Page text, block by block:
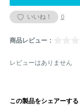
いいね！ 0
商品レビュー：
レビューはありません
この製品をシェアーする